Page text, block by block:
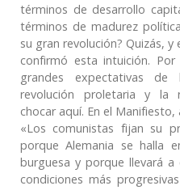
términos de desarrollo
términos de madurez
su gran revolución? Quizás, y
confirmó esta intuición.
grandes expectativas de
revolución proletaria y la
chocar aquí. En el
«Los comunistas fijan su
porque Alemania se halla
burguesa y porque llevará
condiciones más